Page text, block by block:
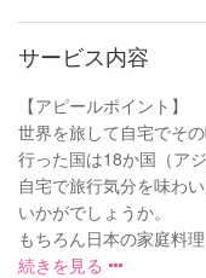
サービス内容
【アピールポイント】
世界を旅して自宅でそ
行った国は18か国（アジ
自宅で旅行気分を味わ
いかがでしょうか。
もちろん日本の家庭料
続きを見る